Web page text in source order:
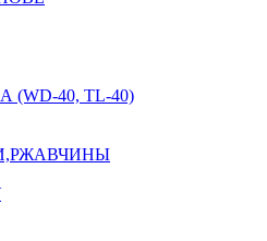
40, TL-40)